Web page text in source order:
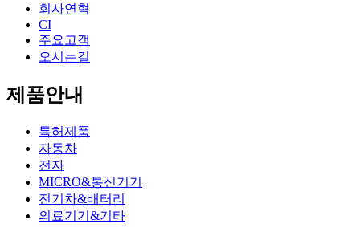
회사연혁
CI
주요고객
오시는길
제품안내
특허제품
자동차
전자
MICRO&통신기기
전기차&배터리
의료기기&기타